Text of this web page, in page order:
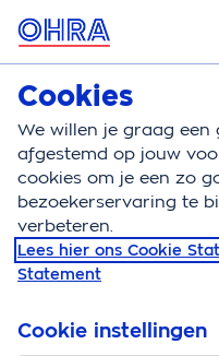
MENU
Opstalverzekering
Opstalverzekering
voor je
een opstalverzekering
Cookies
We willen je graag een
afgestemd op jouw
cookies om je een zo
bezoekerservaring te
verbeteren.
Lees hier ons Cookie
Statement
Cookie instellingen